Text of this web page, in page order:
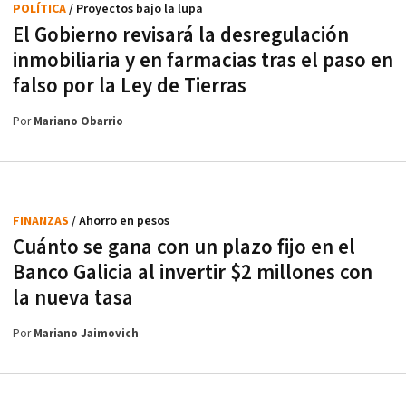
El Gobierno revisará la desregulación
inmobiliaria y en farmacias tras el paso en
falso por la Ley de Tierras
POLÍTICA/ Proyectos bajo la lupa
PorMariano Obarrio
Cuánto se gana con un plazo fijo en el
Banco Galicia al invertir $2 millones con
la nueva tasa
FINANZAS / Ahorro en pesos
PorMariano Jaimovich